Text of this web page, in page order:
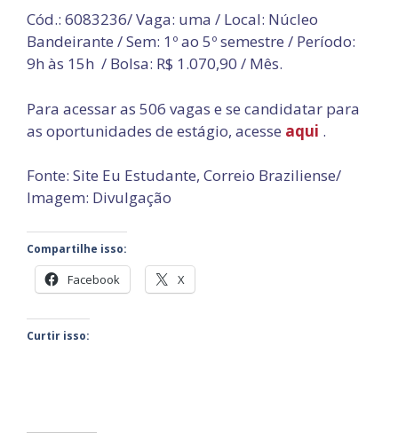
Cód.: 6083236/ Vaga: uma / Local: Núcleo
Bandeirante / Sem: 1º ao 5º semestre / Período:
9h às 15h / Bolsa: R$ 1.070,90 / Mês.
Para acessar as 506 vagas e se candidatar para
as oportunidades de estágio, acesse aqui .
Fonte: Site Eu Estudante, Correio Braziliense/
Imagem: Divulgação
Compartilhe isso:
Facebook X
Curtir isso: